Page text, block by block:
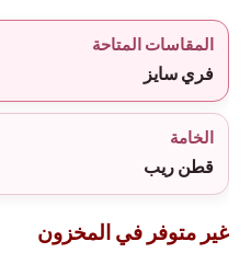
المقاسات المتاحة
فري سايز
الخامة
قطن ريب
غير متوفر في المخزون